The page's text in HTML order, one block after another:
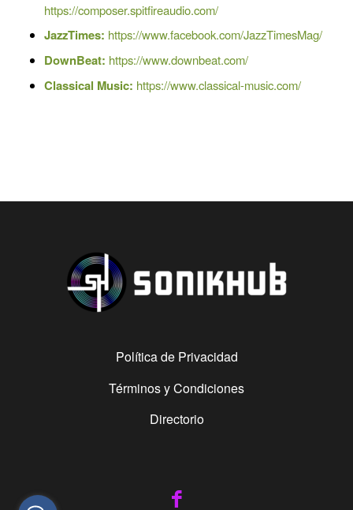
https://composer.spitfireaudio.com/
JazzTimes: https://www.facebook.com/JazzTimesMag/
DownBeat: https://www.downbeat.com/
Classical Music: https://www.classical-music.com/
Política de Privacidad
Términos y Condiciones
Directorio